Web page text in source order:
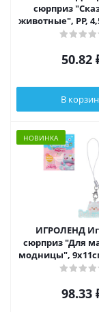
сюрприз
животные", РР,
микс
50.82
В
НОВИНКА
ИГРОЛЕНД
сюрприз "Для
модницы",
полистоун,
98.33